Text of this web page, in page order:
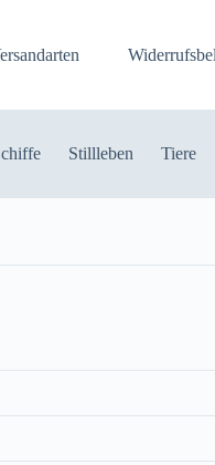
Stillleben Tiere